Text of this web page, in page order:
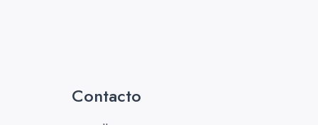
Contacto